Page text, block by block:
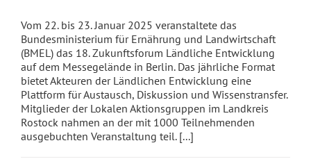
Vom 22. bis 23. Januar 2025 veranstaltete das
Bundesministerium für Ernährung und Landwirtschaft
(BMEL) das 18. Zukunftsforum Ländliche Entwicklung
auf dem Messegelände in Berlin. Das jährliche Format
bietet Akteuren der Ländlichen Entwicklung eine
Plattform für Austausch, Diskussion und Wissenstransfer.
Mitglieder der Lokalen Aktionsgruppen im Landkreis
Rostock nahmen an der mit 1000 Teilnehmenden
ausgebuchten Veranstaltung teil. [...]